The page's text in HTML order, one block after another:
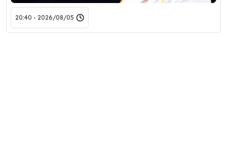
2026/08/05 - 20:40